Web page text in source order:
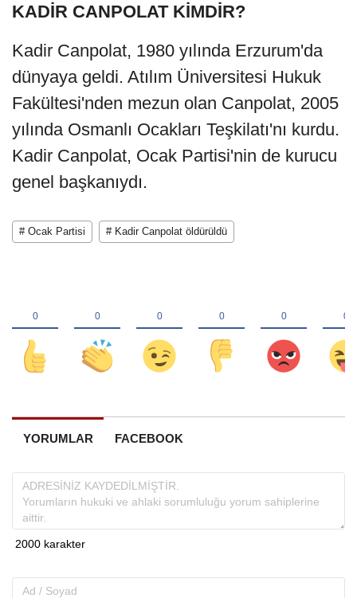
KADİR CANPOLAT KİMDİR?
Kadir Canpolat, 1980 yılında Erzurum'da
dünyaya geldi. Atılım Üniversitesi Hukuk
Fakültesi'nden mezun olan Canpolat, 2005
yılında Osmanlı Ocakları Teşkilatı'nı kurdu.
Kadir Canpolat, Ocak Partisi'nin de kurucu
genel başkanıydı.
# Ocak Partisi # Kadir Canpolat öldürüldü
YORUMLAR FACEBOOK